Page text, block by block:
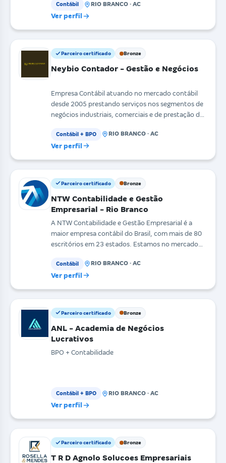
Contábil RIO BRANCO · AC
Ver perfil
Parceiro certificado Bronze
Neybio Contador - Gestão e Negócios
Empresa Contábil atuando no mercado contábil
desde 2005 prestando serviços nos segmentos de
negócios industriais, comerciais e de prestação de
Contábil + BPO RIO BRANCO · AC
Ver perfil
Parceiro certificado Bronze
NTW Contabilidade e Gestão
Empresarial - Rio Branco
A NTW Contabilidade e Gestão Empresarial é a
maior empresa contábil do Brasil, com mais de 80
escritórios em 23 estados. Estamos no mercado
Contábil RIO BRANCO · AC
Ver perfil
Parceiro certificado Bronze
ANL - Academia de Negócios
Lucrativos
BPO + Contabilidade
Contábil + BPO RIO BRANCO · AC
Ver perfil
Parceiro certificado Bronze
T R D Agnolo Solucoes Empresariais